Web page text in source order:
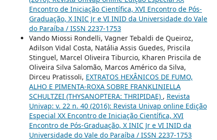
Encontro de Iniciação Científica, XVI Encontro de Pós-
Graduação, X INIC Jr e VI INID da Universidade do Vale
do Paraíba / ISSN 2237-1753
Vando Miossi Rondelli, Vagner Tebaldi de Queiroz,
Adilson Vidal Costa, Natália Assis Guedes, Priscila
Stinguel, Marcel Oliveira Tiburcio, Kharen Priscila de
Oliveira Silva Salomão, Marcos Américo da Silva,
Dirceu Pratissoli, EXTRATOS HEXÂNICOS DE FUMO,
ALHO E PIMENTA-ROXA SOBRE FRANKLINIELLA
SCHULTZEI (THYSANOPTERA: THRIPIDAE) , Revista
Univap: v. 22 n. 40 (2016): Revista Univap online Edição
Especial XX Encontro de Iniciação Científica, XVI
Encontro de Pós-Graduação, X INIC Jr e VI INID da
Universidade do Vale do Paraíba / ISSN 2237-1753